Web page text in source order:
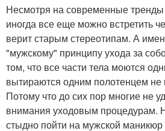
Несмотря на современные
иногда все еще можно встретить
верит старым стереотипам. А
"мужскому" принципу ухода за
том, что все части тела моются
вытираются одним полотенцем не
Потому что до сих пор многие не
внимания уходовым процедурам.
стыдно пойти на мужской маникюр